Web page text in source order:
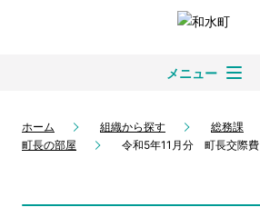
メニュー
ホーム 組織から探す
総務課
町長の部屋
令和5年11月分 町長交際費